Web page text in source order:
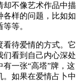
却不像艺术作品中描
各样的问题，比如如
等。
待爱情的方式。它
们看到自己内心深处
一张“高塔”牌，这
如果在爱情占卜中